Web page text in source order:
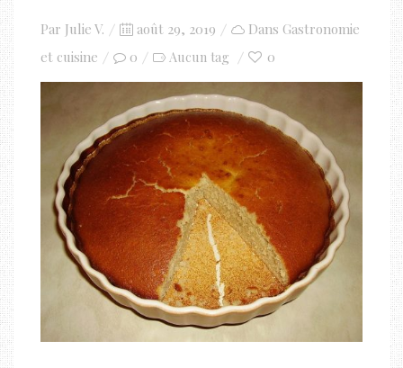
Par Julie V.
Posted
on
août 29, 2019 Dans Gastronomie
et cuisine
0 Aucun tag 0